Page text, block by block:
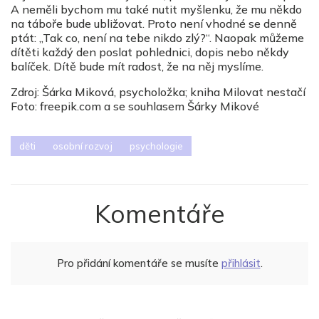
A neměli bychom mu také nutit myšlenku, že mu někdo
na táboře bude ubližovat. Proto není vhodné se denně
ptát: „Tak co, není na tebe nikdo zlý?“. Naopak můžeme
dítěti každý den poslat pohlednici, dopis nebo někdy
balíček. Dítě bude mít radost, že na něj myslíme.
Zdroj: Šárka Miková, psycholožka; kniha Milovat nestačí
Foto: freepik.com a se souhlasem Šárky Mikové
děti osobní rozvoj psychologie
Komentáře
Pro přidání komentáře se musíte přihlásit.